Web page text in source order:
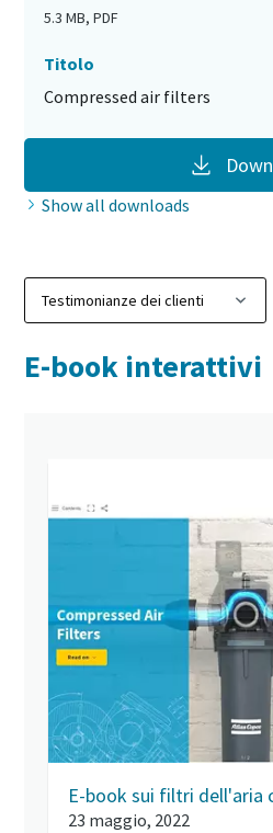
5.3 MB, PDF
Titolo
Compressed air filters
Show all downloads
E-book interattivi
E-book sui filtri dell'aria
23 maggio, 2022